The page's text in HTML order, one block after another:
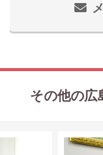
その他の広